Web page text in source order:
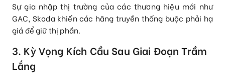
Sự gia nhập thị trường của các thương hiệu mới như
GAC, Skoda khiến các hãng truyền thống buộc phải hạ
giá để giữ thị phần.
3. Kỳ Vọng Kích Cầu Sau Giai Đoạn Trầm
Lắng